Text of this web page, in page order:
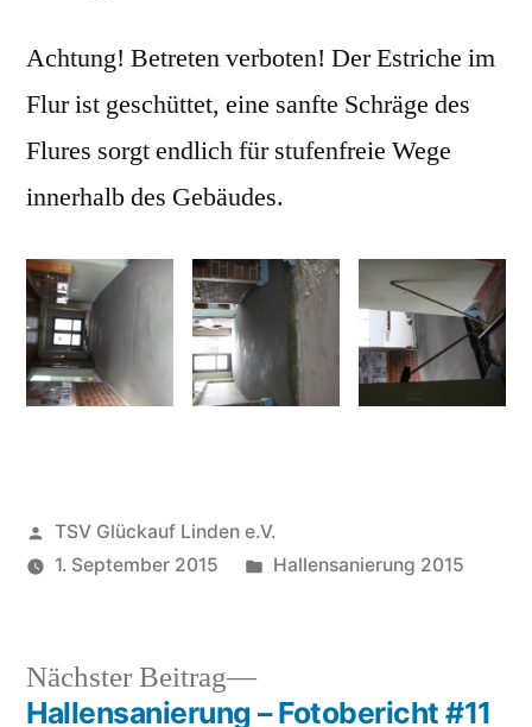
Achtung! Betreten verboten! Der Estriche im
Flur ist geschüttet, eine sanfte Schräge des
Flures sorgt endlich für stufenfreie Wege
innerhalb des Gebäudes.
Veröffentlicht
von
TSV Glückauf Linden e.V.
1. September 2015
Veröffentlicht
Hallensanierung 2015
Nächster Beitrag
Nächster
Beitrag:
Hallensanierung – Fotobericht #11